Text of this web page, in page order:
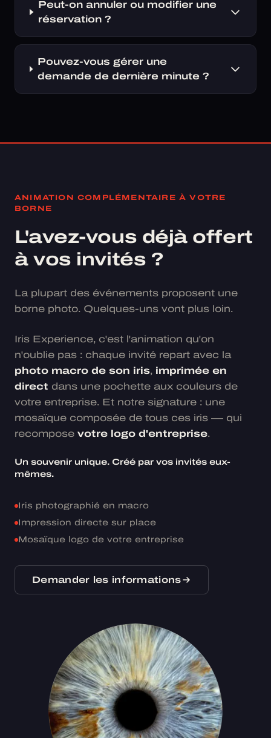
Peut-on annuler ou modifier une
réservation ?
Pouvez-vous gérer une
demande de dernière minute ?
ANIMATION COMPLÉMENTAIRE À VOTRE
BORNE
L'avez-vous déjà offert
à vos invités ?
La plupart des événements proposent une
borne photo. Quelques-uns vont plus loin.
Iris Experience, c'est l'animation qu'on
n'oublie pas : chaque invité repart avec la
photo macro de son iris, imprimée en
direct dans une pochette aux couleurs de
votre entreprise. Et notre signature : une
mosaïque composée de tous ces iris — qui
recompose votre logo d'entreprise.
Un souvenir unique. Créé par vos invités eux-
mêmes.
Iris photographié en macro
Impression directe sur place
Mosaïque logo de votre entreprise
Demander les informations